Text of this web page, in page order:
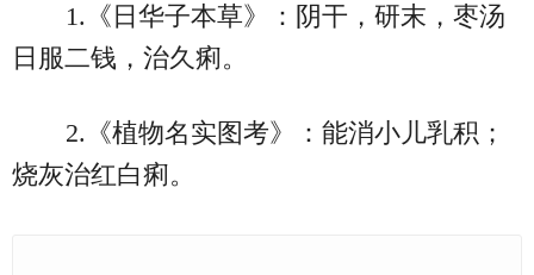
1.《日华子本草》：阴干，研末，枣汤
日服二钱，治久痢。
2.《植物名实图考》：能消小儿乳积；
烧灰治红白痢。